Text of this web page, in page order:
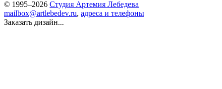
© 1995–2026 Студия Артемия Лебедева
mailbox@artlebedev.ru, адреса и телефоны
Заказать дизайн...